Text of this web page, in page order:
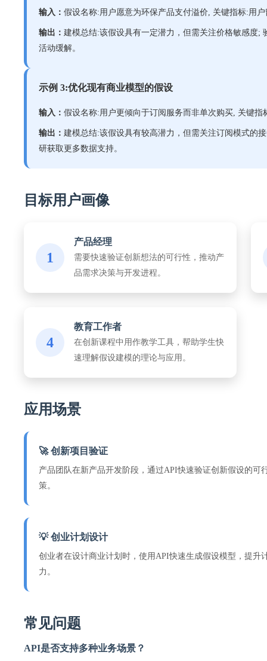
输入： 假设名称:用户愿意为环保产品支付溢价, 关键指标:用
输出： 建模总结:该假设具有一定潜力，但需关注价格敏感度
活动缓解。
示例 3:优化现有商业模型的假设
输入： 假设名称:用户更倾向于订阅服务而非单次购买, 关键
输出： 建模总结:该假设具有较高潜力，但需关注订阅模式的
研获取更多数据支持。
目标用户画像
1
产品经理
需要快速验证创新想法的可行性，推动产
品需求决策与开发进程。
4
教育工作者
在创新课程中用作教学工具，帮助学生快
速理解假设建模的理论与应用。
应用场景
🚀 创新项目验证
产品团队在新产品开发阶段，通过API快速验证创新假设的可
策。
💡 创业计划设计
创业者在设计商业计划时，使用API快速生成假设模型，提升
力。
常见问题
API是否支持多种业务场景？